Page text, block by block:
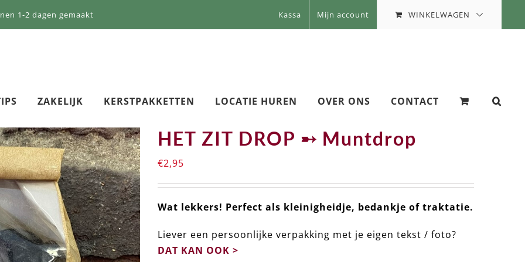
1-2 dagen gemaakt Kassa Mijn account WINKELWAGEN
ZAKELIJK KERSTPAKKETTEN LOCATIE HUREN OVER ONS CONTACT
HET ZIT DROP ➸ Muntdrop
€2,95
Wat lekkers! Perfect als kleinigheidje, bedankje of traktatie.
Liever een persoonlijke verpakking met je eigen tekst / foto?
DAT KAN OOK >